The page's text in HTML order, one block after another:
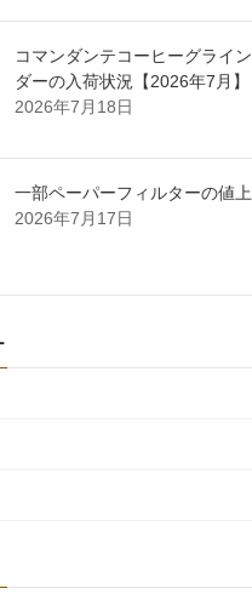
コマンダンテコーヒーグライン
ダーの入荷状況【2026年7月】
2026年7月18日
一部ペーパーフィルターの値上
2026年7月17日